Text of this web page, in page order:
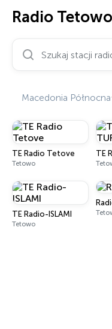
Radio Tetowo
Macedonia Północna
TE Radio Tetove
Tetowo
TE
TE Radio-ISLAMI
Tetowo